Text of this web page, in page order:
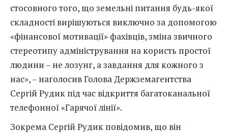
стосовного того, що земельні питання будь-якої
складності вирішуються виключно за допомогою
«фінансової мотивації» фахівців, зміна звичного
стереотипу адміністрування на користь простої
людини – не лозунг, а завдання для кожного з
нас», – наголосив Голова Держземагентства
Сергій Рудик під час відкриття багатоканальної
телефонної «Гарячої лінії».
Зокрема Сергій Рудик повідомив, що він